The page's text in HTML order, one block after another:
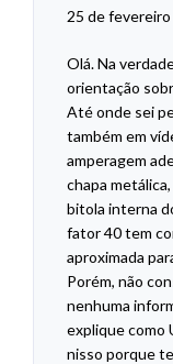
25 de
Olá. Na
orientação
Até onde sei
também em
amperagem
chapa
bitola interna
fator 40 tem
aproximada
Porém, não
nenhuma
explique como
nisso porque